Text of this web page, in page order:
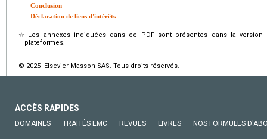
Conclusion
Déclaration de liens d'intérêts
☆
Les annexes indiquées dans ce PDF sont présentes dans la
plateformes.
© 2025 Elsevier Masson SAS. Tous droits réservés.
ACCÈS RAPIDES
DOMAINES TRAITÉS EMC REVUES LIVRES NOS FORMULES